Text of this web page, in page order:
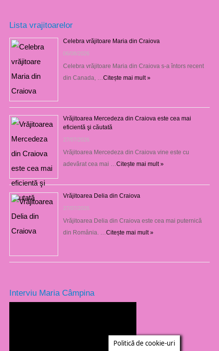
Lista vrajitoarelor
Celebra vrăjitoare Maria din Craiova
06/08/2026
Celebra vrăjitoare Maria din Craiova s-a întors recent
din Canada, … Citește mai mult »
Vrăjitoarea Mercedeza din Craiova este cea mai
eficientă şi căutată
27/07/2026
Vrăjitoarea Mercedeza din Craiova vine este cu
adevărat cea mai … Citește mai mult »
Vrăjitoarea Delia din Craiova
27/07/2026
Vrăjitoarea Delia din Craiova este cea mai puternică
din România. … Citește mai mult »
Interviu Maria Câmpina
Politică de cookie-uri